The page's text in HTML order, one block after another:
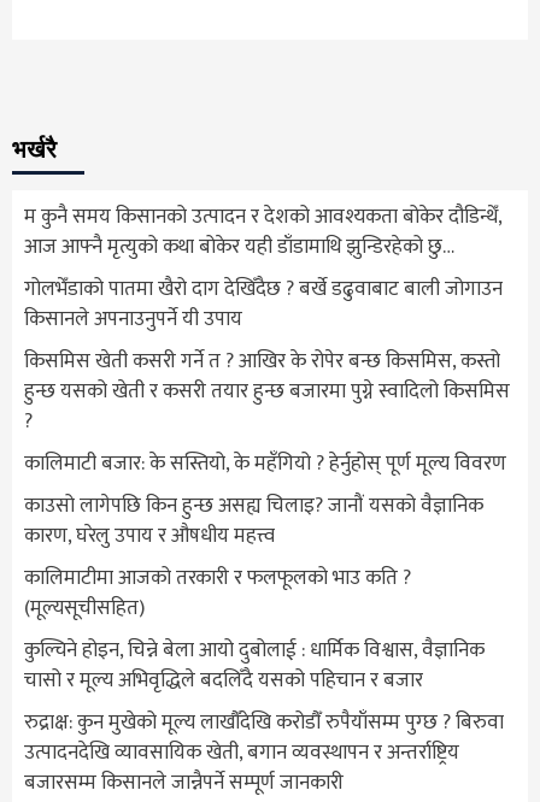
भर्खरै
म कुनै समय किसानको उत्पादन र देशको आवश्यकता बोकेर दौडिन्थेँ,
आज आफ्नै मृत्युको कथा बोकेर यही डाँडामाथि झुन्डिरहेको छु…
गोलभेँडाको पातमा खैरो दाग देखिँदैछ ? बर्खे डढुवाबाट बाली जोगाउन
किसानले अपनाउनुपर्ने यी उपाय
किसमिस खेती कसरी गर्ने त ? आखिर के रोपेर बन्छ किसमिस, कस्तो
हुन्छ यसको खेती र कसरी तयार हुन्छ बजारमा पुग्ने स्वादिलो किसमिस
?
कालिमाटी बजार: के सस्तियो, के महँगियो ? हेर्नुहोस् पूर्ण मूल्य विवरण
काउसो लागेपछि किन हुन्छ असह्य चिलाइ? जानौं यसको वैज्ञानिक
कारण, घरेलु उपाय र औषधीय महत्त्व
कालिमाटीमा आजको तरकारी र फलफूलको भाउ कति ?
(मूल्यसूचीसहित)
कुल्चिने होइन, चिन्ने बेला आयो दुबोलाई : धार्मिक विश्वास, वैज्ञानिक
चासो र मूल्य अभिवृद्धिले बदलिँदै यसको पहिचान र बजार
रुद्राक्ष: कुन मुखेको मूल्य लाखौँदेखि करोडौँ रुपैयाँसम्म पुग्छ ? बिरुवा
उत्पादनदेखि व्यावसायिक खेती, बगान व्यवस्थापन र अन्तर्राष्ट्रिय
बजारसम्म किसानले जान्नैपर्ने सम्पूर्ण जानकारी